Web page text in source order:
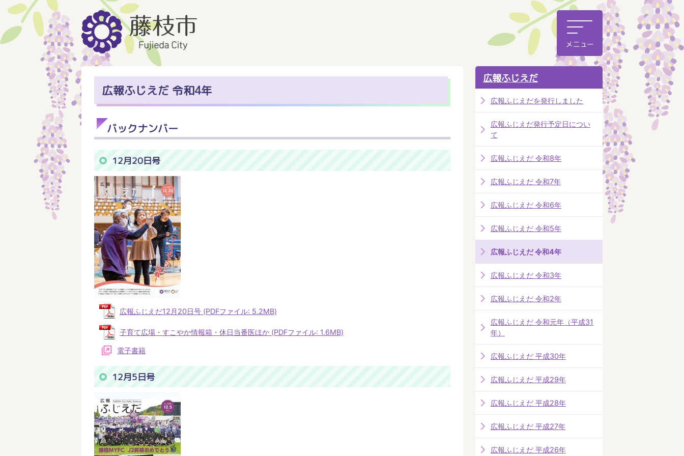
広報ふじえだ 令和4年
バックナンバー
12月20日号
広報ふじえだ12月20日号 (PDFファイル: 5.2MB)
子育て広場・すこやか情報箱・休日当番医ほか (PDFファイル: 1.6MB)
電子書籍
12月5日号
広報ふじえだ
広報ふじえだを発行しました
広報ふじえだ発行予定日につい
て
広報ふじえだ 令和8年
広報ふじえだ 令和7年
広報ふじえだ 令和6年
広報ふじえだ 令和5年
広報ふじえだ 令和4年
広報ふじえだ 令和3年
広報ふじえだ 令和2年
広報ふじえだ 令和元年（平成31
年）
広報ふじえだ 平成30年
広報ふじえだ 平成29年
広報ふじえだ 平成28年
広報ふじえだ 平成27年
広報ふじえだ 平成26年